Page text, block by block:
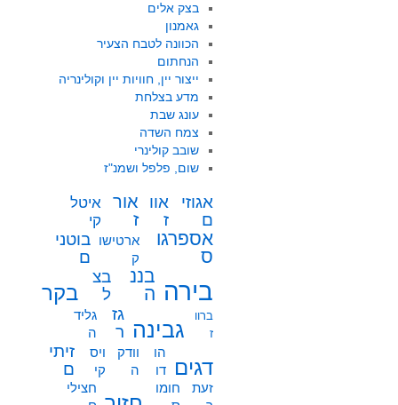
בצק אלים
גאמנון
הכוונה לטבח הצעיר
הנחתום
ייצור יין, חוויות יין וקולינריה
מדע בצלחת
עונג שבת
צמח השדה
שובב קולינרי
שום, פלפל ושמנ"ז
אגוזי
ם
אוו
ז
אור
ז
איטל
קי
אספרגו
ס
ארטישו
ק
בוטני
ם
בירה
בננ
ה
בצ
ל
בקר
ברוו
ז
גבינה
גז
ר
גליד
ה
דגים
הו
דו
וודק
ה
ויס
קי
זיתי
ם
זעת
חומו
חצילי